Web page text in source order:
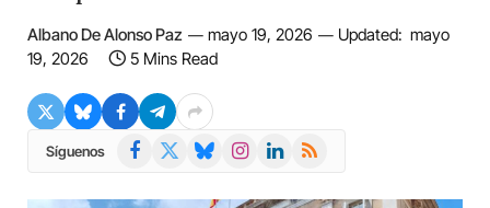
Albano De Alonso Paz mayo 19, 2026 Updated: mayo
19, 2026
5 Mins Read
Síguenos Facebook BlueskyInstagramLinkedIn
RSS